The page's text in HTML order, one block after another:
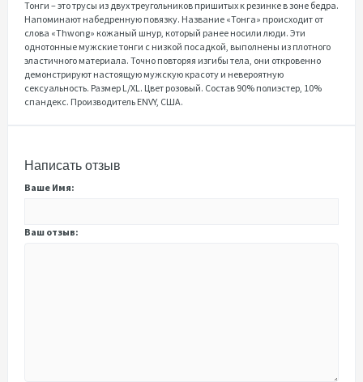
Тонги – это трусы из двух треугольников пришитых к резинке в зоне бедра.
Напоминают набедренную повязку. Название «Тонга» происходит от
слова «Thwong» кожаный шнур, который ранее носили люди. Эти
однотонные мужские тонги с низкой посадкой, выполнены из плотного
эластичного материала. Точно повторяя изгибы тела, они откровенно
демонстрируют настоящую мужскую красоту и невероятную
сексуальность. Размер L/XL. Цвет розовый. Состав 90% полиэстер, 10%
спандекс. Производитель ENVY, США.
Написать отзыв
Ваше Имя:
Ваш отзыв: